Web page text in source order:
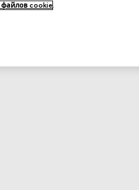
файлов cookie.